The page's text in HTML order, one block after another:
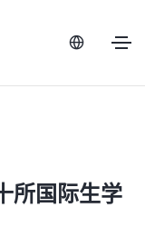
所国际生学